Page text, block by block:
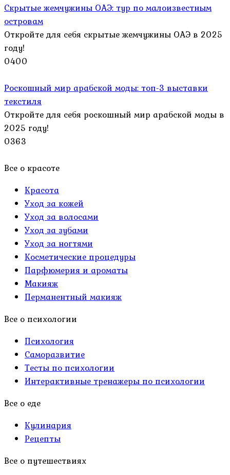
Скрытые жемчужины ОАЭ: тур по малоизвестным
островам
Откройте для себя скрытые жемчужины ОАЭ в 2025
году!
0400
Роскошный мир арабской моды: топ-3 выставки
текстиля
Откройте для себя роскошный мир арабской моды в
2025 году!
0363
Все о красоте
Красота
Уход за кожей
Уход за волосами
Уход за зубами
Уход за ногтями
Косметические процедуры
Парфюмерия и ароматы
Макияж
Перманентный макияж
Все о психологии
Психология
Саморазвитие
Тесты по психологии
Интерактивные тренажеры по психологии
Все о еде
Кулинария
Рецепты
Все о путешествиях